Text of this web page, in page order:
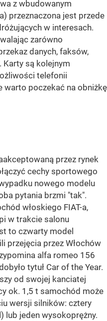
z wbudowanym
przeznaczona jest przede
w interesach.
zarówno
danych, faksów,
są kolejnym
telefonii
warto poczekać na obniżkę
przez rynek
cechy sportowego
nowego modelu
pytania brzmi "tak".
włoskiego FIAT-a,
w trakcie salonu
to czwarty model
przejęcia przez Włochów
alfa romeo 156
tytuł Car of the Year.
od swojej kanciatej
ok. 1,5 t samochód może
wersji silników: cztery
lub jeden wysokoprężny.